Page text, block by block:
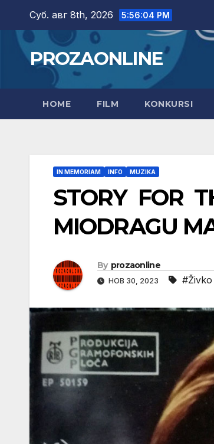
content
Суб. авг 8th, 2026 5:56:06 PM
PROZAONLINE
HOME FILM KONKURSI
IN MEMORIAM INFO MUZIKA
STORY FOR
MIODRAGU
By prozaonline
НОВ 30, 2023